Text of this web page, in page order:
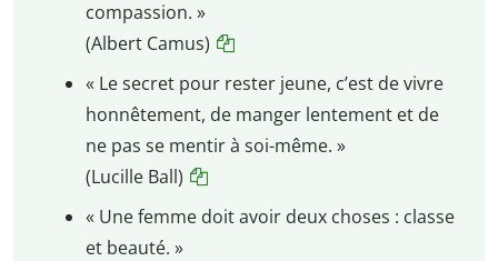
compassion. »
(Albert Camus)
« Le secret pour rester jeune, c’est de vivre
honnêtement, de manger lentement et de
ne pas se mentir à soi-même. »
(Lucille Ball)
« Une femme doit avoir deux choses : classe
et beauté. »